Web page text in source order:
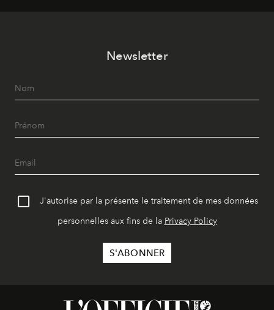
Newsletter
J'autorise par la présente le traitement de mes données
personnelles aux fins de la Privacy Policy